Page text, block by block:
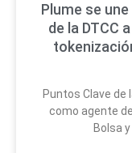
Plume se
de la DTCC
Puntos Clave de
como agente
Bolsa y